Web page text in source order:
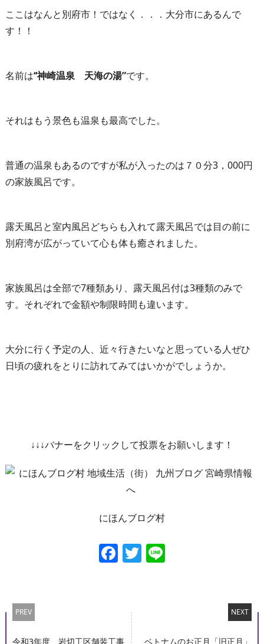
ここはなんと別府市！ではなく．．．大分市にあるんで
す！！
名前は‘‘神崎温泉 天海の湯”です。
それはもう景色も温泉も最高でした。
普通の温泉もあるのですが私が入ったのは７０分3，000円
の家族風呂です。
露天風呂と室内風呂どちらも入れて露天風呂では目の前に
別府湾が広がっていて心も体も癒されました。
家族風呂は全部で7種類あり、露天風呂付は3種類のみで
す。それぞれで金額や制限時間も違います。
大分に行く予定の人、近々行きたいなと思っている人ぜひ
日頃の疲れをとりに訪れてみてはいかがでしょうか。
↓↓↓バナーをクリックして投票をお願いします！
にほんブログ村
Facebook
Twitter
Line
PREV
令和3年度 岩切工区舗装工事
NEXT
ベトナムのお正月「旧正月」